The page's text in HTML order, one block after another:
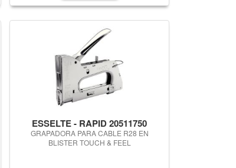
ESSELTE - RAPID 20511750
GRAPADORA PARA CABLE R28 EN
BLISTER TOUCH & FEEL